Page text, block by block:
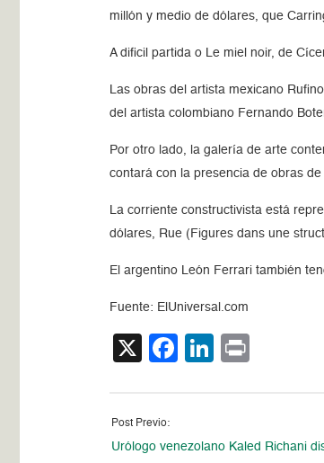
millón y medio de dólares, que
A dificil partida o Le miel noir, de
Las obras del artista mexicano
del artista colombiano Fernando
Por otro lado, la galería de arte
contará con la presencia de obras
La corriente constructivista está
dólares, Rue (Figures dans une
El argentino León Ferrari también
Fuente: ElUniversal.com
X Facebook
LinkedIn
Post Previo:
Urólogo venezolano Kaled Richani